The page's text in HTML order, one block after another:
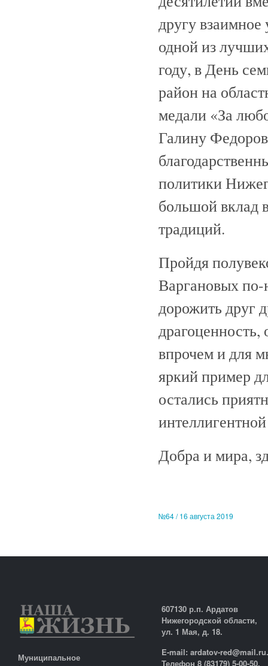
другу
одной из
году, в День
район на
медали «За
Галину
политики
большой вклад
традиций.
Пройдя
Варгановых по-
дорожить друг
впрочем и для
яркий пример
остались
Добра и мира,
№64 / 16 августа 2019
Муниципальное
607130 р.п. Ардатов
Нижегородской области,
ул. 1 Мая, д. 18.
E-mail: ardatov-
Телефон 8 (83179) 5-00-50.